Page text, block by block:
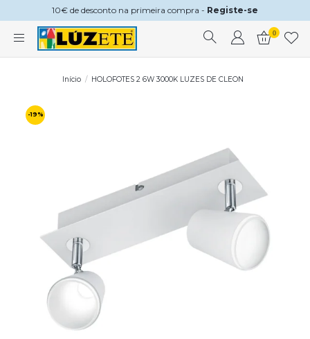
10€ de desconto na primeira compra - Registe-se
0
Início HOLOFOTES 2 6W 3000K LUZES DE CLEON
-19%